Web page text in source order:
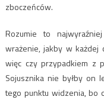
zboczeńców.
Rozumie to
wrażenie, jakby w każdej
więc czy przypadkiem z
Sojusznika nie byłby on
tego punktu widzenia, bo